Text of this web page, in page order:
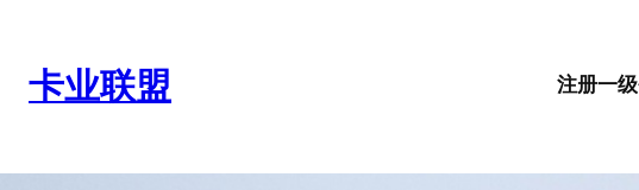
卡业联盟 注册一级